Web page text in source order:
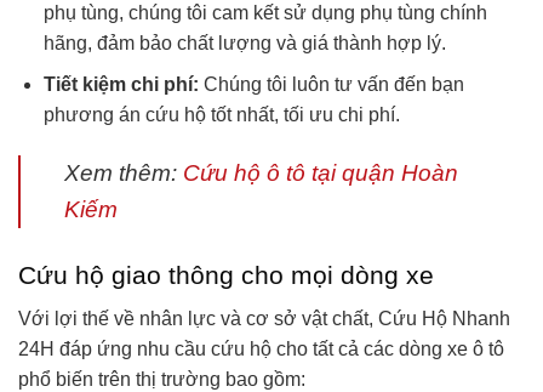
phụ tùng, chúng tôi cam kết sử dụng phụ tùng chính
hãng, đảm bảo chất lượng và giá thành hợp lý.
Tiết kiệm chi phí: Chúng tôi luôn tư vấn đến bạn
phương án cứu hộ tốt nhất, tối ưu chi phí.
Xem thêm: Cứu hộ ô tô tại quận Hoàn
Kiếm
Cứu hộ giao thông cho mọi dòng xe
Với lợi thế về nhân lực và cơ sở vật chất, Cứu Hộ Nhanh
24H đáp ứng nhu cầu cứu hộ cho tất cả các dòng xe ô tô
phổ biến trên thị trường bao gồm: